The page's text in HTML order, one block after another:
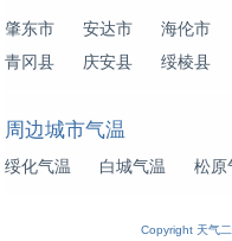
肇东市 安达市 海伦市
青冈县
庆安县 绥棱县
周边城市气温
绥化气温 白城气温 松原
Copyright 天气